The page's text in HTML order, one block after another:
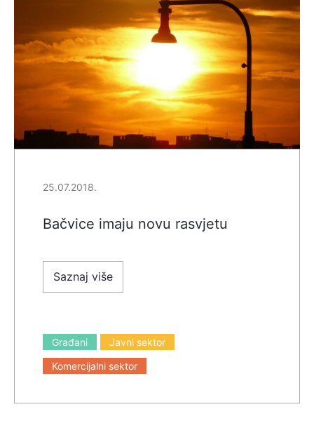
25.07.2018.
Bačvice imaju novu rasvjetu
Saznaj više
Građani
Javni sektor
Komercijalni sektor